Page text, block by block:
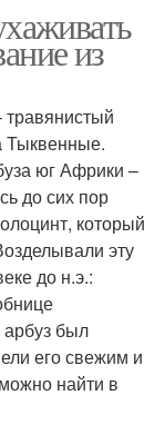
из
травянистый
Тыквенные.
юг Африки –
до сих пор
который
эту
до н.э.:
арбуз был
его свежим и
найти в